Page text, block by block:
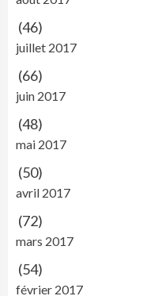
(46)
juillet 2017
(66)
juin 2017
(48)
mai 2017
(50)
avril 2017
(72)
mars 2017
(54)
février 2017